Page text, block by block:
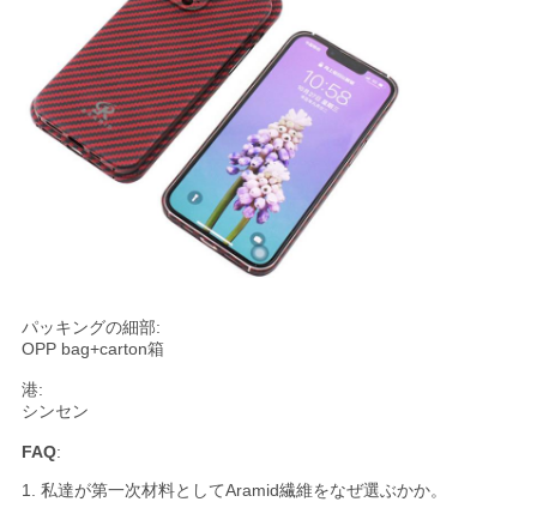
パッキングの細部:
OPP bag+carton箱
港:
シンセン
FAQ:
1. 私達が第一次材料としてAramid繊維をなぜ選ぶかか。